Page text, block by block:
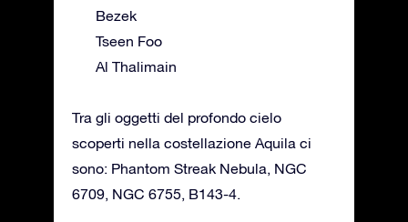
Bezek
Tseen Foo
Al Thalimain
Tra gli oggetti del profondo cielo
scoperti nella costellazione Aquila ci
sono: Phantom Streak Nebula, NGC
6709, NGC 6755, B143-4.